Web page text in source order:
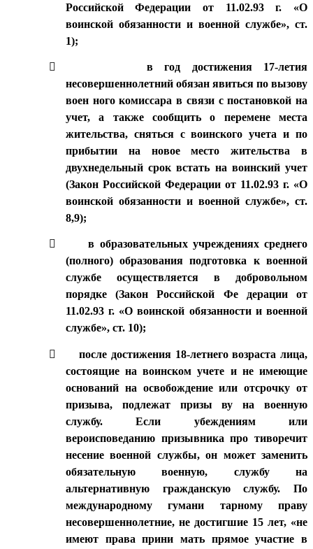
Российской Федерации от 11.02.93 г. «О
воинской обязанности и военной службе», ст.
1);

в год достижения 17-летия
несовершеннолетний обязан явиться по вызову
воен ного комиссара в связи с постановкой на
учет, а также сообщить о перемене места
жительства, сняться с воинского учета и по
прибытии на новое место жительства в
двухнедельный срок встать на воинский учет
(Закон Российской Федерации от 11.02.93 г. «О
воинской обязанности и военной службе», ст.
8,9);

в образовательных учреждениях среднего
(полного) образования подготовка к военной
службе осуществляется в добровольном
порядке (Закон Российской Фе дерации от
11.02.93 г. «О воинской обязанности и военной
службе», ст. 10);

после достижения 18-летнего возраста лица,
состоящие на воинском учете и не имеющие
оснований на освобождение или отсрочку от
призыва, подлежат призы ву на военную
службу. Если убеждениям или
вероисповеданию призывника про тиворечит
несение военной службы, он может заменить
обязательную военную, службу на
альтернативную гражданскую службу. По
международному гумани тарному праву
несовершеннолетние, не достигшие 15 лет, «не
имеют права прини мать прямое участие в